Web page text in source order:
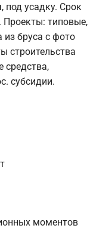
под усадку. Срок
Проекты: типовые,
бруса с фото
строительства
средства,
субсидии.
моментов